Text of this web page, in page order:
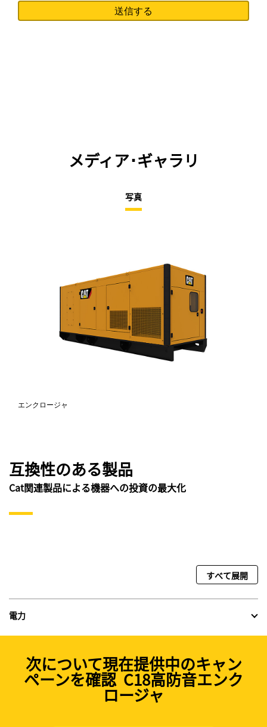
メディア･ギャラリ
写真
エンクロージャ
互換性のある製品
Cat関連製品による機器への投資の最大化
すべて展開
電力
次について現在提供中のキャン
ペーンを確認 C18高防音エンク
ロージャ